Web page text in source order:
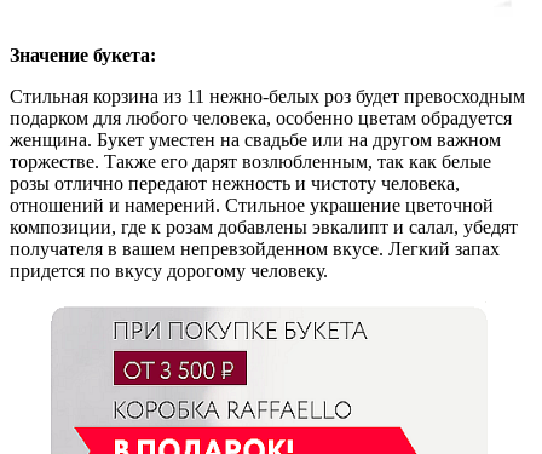
Значение букета:
Стильная корзина из 11 нежно-белых роз будет превосходным
подарком для любого человека, особенно цветам обрадуется
женщина. Букет уместен на свадьбе или на другом важном
торжестве. Также его дарят возлюбленным, так как белые
розы отлично передают нежность и чистоту человека,
отношений и намерений. Стильное украшение цветочной
композиции, где к розам добавлены эвкалипт и салал, убедят
получателя в вашем непревзойденном вкусе. Легкий запах
придется по вкусу дорогому человеку.